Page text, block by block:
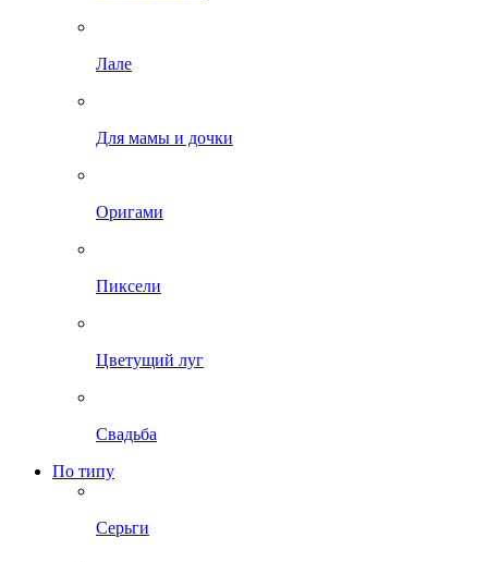
Лале
Для мамы и дочки
Оригами
Пиксели
Цветущий луг
Свадьба
По типу
Серьги